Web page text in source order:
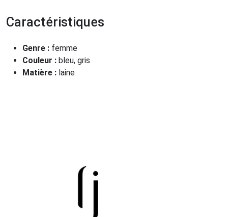
Caractéristiques
Genre : femme
Couleur : bleu, gris
Matière : laine